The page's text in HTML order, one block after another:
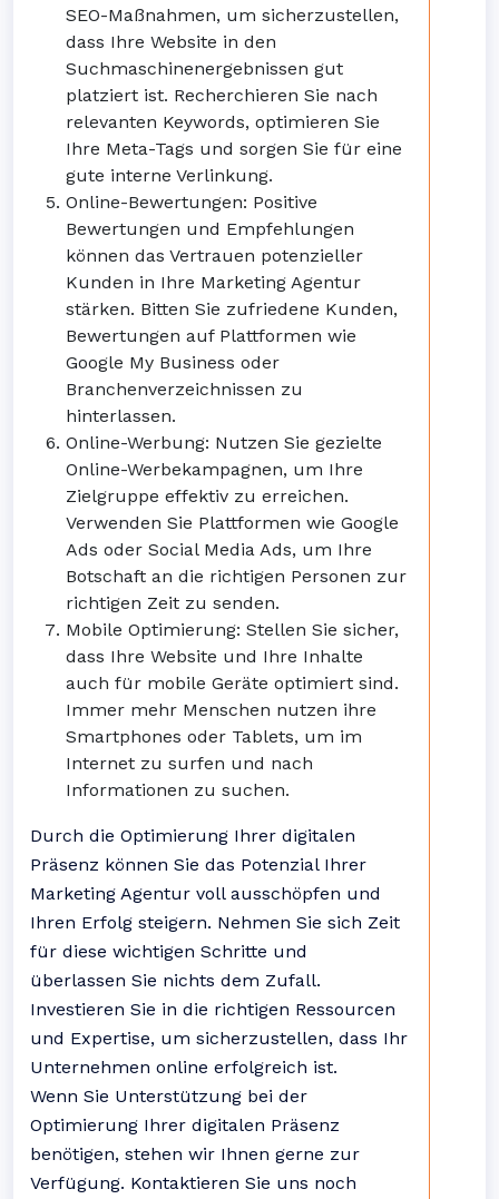
SEO-Maßnahmen, um sicherzustellen,
dass Ihre Website in den
Suchmaschinenergebnissen gut
platziert ist. Recherchieren Sie nach
relevanten Keywords, optimieren Sie
Ihre Meta-Tags und sorgen Sie für eine
gute interne Verlinkung.
Online-Bewertungen: Positive
Bewertungen und Empfehlungen
können das Vertrauen potenzieller
Kunden in Ihre Marketing Agentur
stärken. Bitten Sie zufriedene Kunden,
Bewertungen auf Plattformen wie
Google My Business oder
Branchenverzeichnissen zu
hinterlassen.
Online-Werbung: Nutzen Sie gezielte
Online-Werbekampagnen, um Ihre
Zielgruppe effektiv zu erreichen.
Verwenden Sie Plattformen wie Google
Ads oder Social Media Ads, um Ihre
Botschaft an die richtigen Personen zur
richtigen Zeit zu senden.
Mobile Optimierung: Stellen Sie sicher,
dass Ihre Website und Ihre Inhalte
auch für mobile Geräte optimiert sind.
Immer mehr Menschen nutzen ihre
Smartphones oder Tablets, um im
Internet zu surfen und nach
Informationen zu suchen.
Durch die Optimierung Ihrer digitalen
Präsenz können Sie das Potenzial Ihrer
Marketing Agentur voll ausschöpfen und
Ihren Erfolg steigern. Nehmen Sie sich Zeit
für diese wichtigen Schritte und
überlassen Sie nichts dem Zufall.
Investieren Sie in die richtigen Ressourcen
und Expertise, um sicherzustellen, dass Ihr
Unternehmen online erfolgreich ist.
Wenn Sie Unterstützung bei der
Optimierung Ihrer digitalen Präsenz
benötigen, stehen wir Ihnen gerne zur
Verfügung. Kontaktieren Sie uns noch